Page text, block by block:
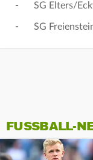
-
-
SG Elters/
SG
FUSSBALL-